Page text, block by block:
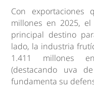
Con exportaciones
millones en 2025,
principal destino
lado, la industria
1.411 millones
(destacando uva
fundamenta su